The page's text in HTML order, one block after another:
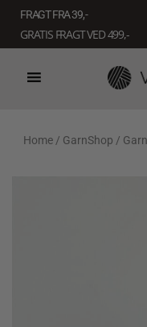
indholdet
FRAGT FRA 39, -
GRATIS FRAGT VED 499,-
Home / GarnShop / Garn